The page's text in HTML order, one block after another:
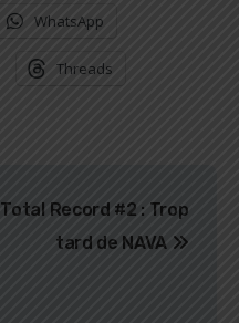
WhatsApp
Threads
Total Record #2 : Trop
tard de NAVA